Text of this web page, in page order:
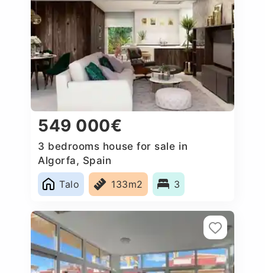
549 000€
3 bedrooms house for sale in
Algorfa, Spain
Talo
133m2 3